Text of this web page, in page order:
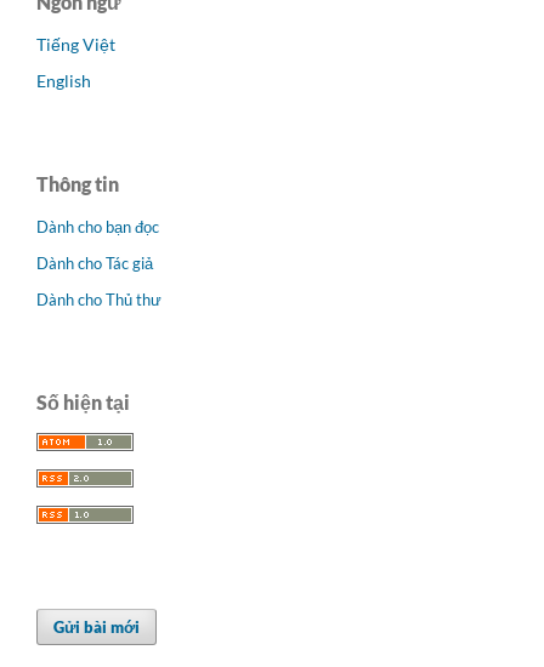
Tiếng Việt
English
Thông tin
Dành cho bạn đọc
Dành cho Tác giả
Dành cho Thủ thư
Số hiện tại
Gửi bài mới